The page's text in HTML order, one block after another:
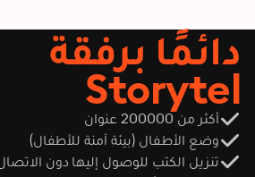
on test
day."
دائمًا برفقة
Storytel
أكثر من 200000 عنوان
وضع الأطفال (بيئة آمنة للأطفال)
تنزيل الكتب للوصول إليها دون الاتصال